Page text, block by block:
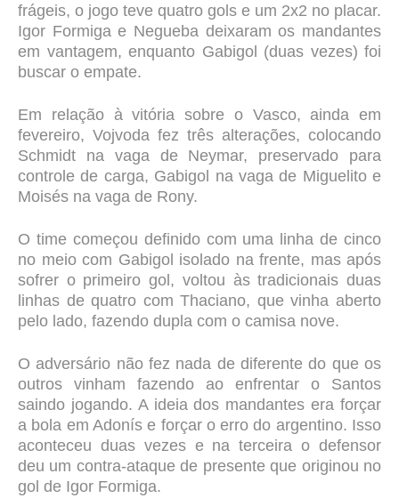
frágeis, o jogo teve quatro gols e um 2x2 no placar.
Igor Formiga e Negueba deixaram os mandantes
em vantagem, enquanto Gabigol (duas vezes) foi
buscar o empate.
Em relação à vitória sobre o Vasco, ainda em
fevereiro, Vojvoda fez três alterações, colocando
Schmidt na vaga de Neymar, preservado para
controle de carga, Gabigol na vaga de Miguelito e
Moisés na vaga de Rony.
O time começou definido com uma linha de cinco
no meio com Gabigol isolado na frente, mas após
sofrer o primeiro gol, voltou às tradicionais duas
linhas de quatro com Thaciano, que vinha aberto
pelo lado, fazendo dupla com o camisa nove.
O adversário não fez nada de diferente do que os
outros vinham fazendo ao enfrentar o Santos
saindo jogando. A ideia dos mandantes era forçar
a bola em Adonís e forçar o erro do argentino. Isso
aconteceu duas vezes e na terceira o defensor
deu um contra-ataque de presente que originou no
gol de Igor Formiga.